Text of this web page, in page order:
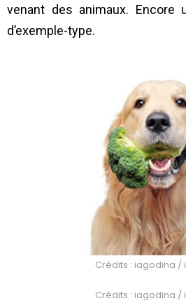
venant des animaux. Encore
d’exemple-type.
Crédits : iagodina /
Crédits : iagodina /